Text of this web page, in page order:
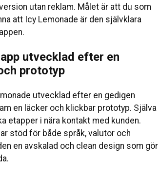
utan reklam. Målet är att du som
att Icy Lemonade är den självklara
utvecklad efter en
prototyp
utvecklad efter en gedigen
en läcker och klickbar prototyp. Själva
etapper i nära kontakt med kunden.
stöd för både språk, valutor och
en avskalad och clean design som gör